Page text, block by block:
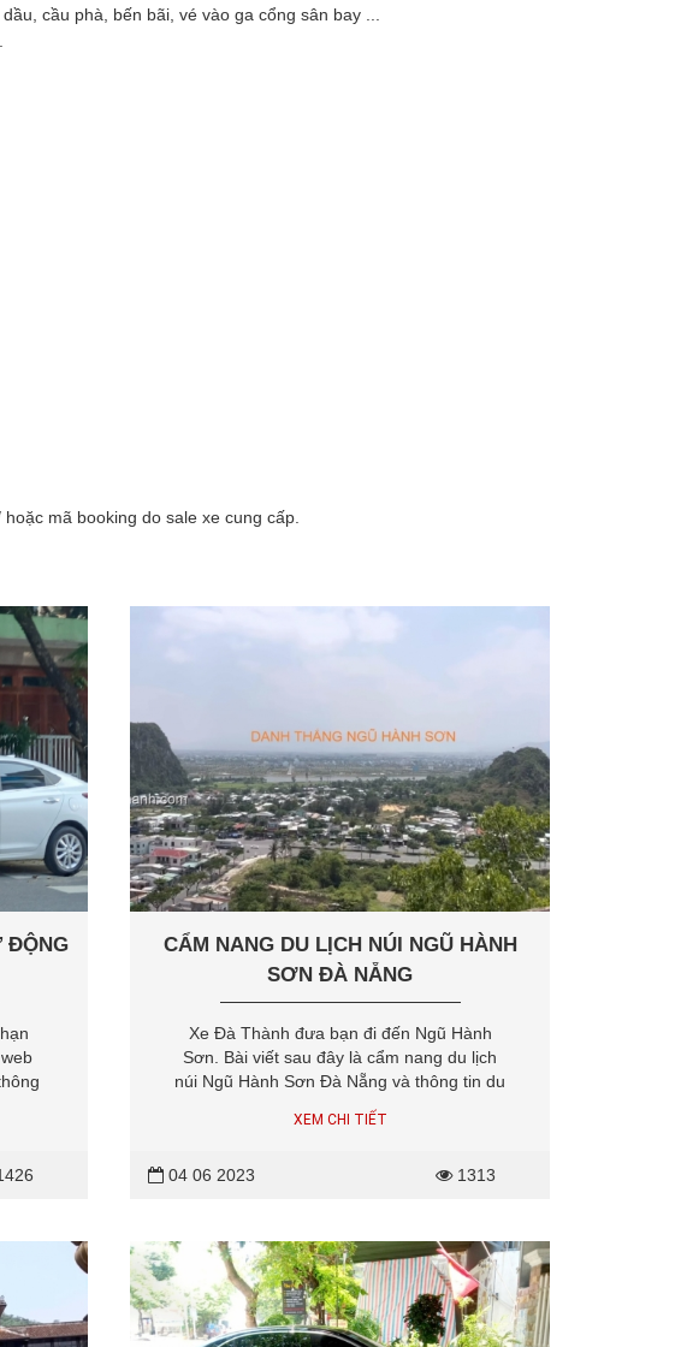
cầu phà, bến bãi, vé vào ga cổng sân bay ...
mã booking do sale xe cung cấp.
ĐỘNG
CẨM NANG DU LỊCH NÚI NGŨ HÀNH
SƠN ĐÀ NẴNG
Xe Đà Thành đưa bạn đi đến Ngũ Hành
Sơn. Bài viết sau đây là cẩm nang du lịch
núi Ngũ Hành Sơn Đà Nẵng và thông tin du
lịch núi Ngũ Hành Sơn tại Đà Nẵng mà bạn
tham khảo khi du lịch Đà Nẵng trong chuỗi
XEM CHI TIẾT
04 06 2023 1313